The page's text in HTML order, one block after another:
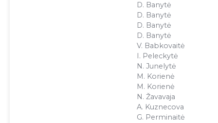
D. Banytė
D. Banytė
D. Banytė
D. Banytė
V. Babkovaitė
I. Peleckytė
N. Junelytė
M. Korienė
M. Korienė
N. Žavavaja
A. Kuznecova
G. Perminaitė